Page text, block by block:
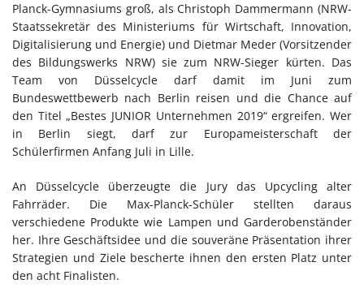
Planck-Gymnasiums groß, als Christoph Dammermann (NRW-
Staatssekretär des Ministeriums für Wirtschaft, Innovation,
Digitalisierung und Energie) und Dietmar Meder (Vorsitzender
des Bildungswerks NRW) sie zum NRW-Sieger kürten. Das
Team von Düsselcycle darf damit im Juni zum
Bundeswettbewerb nach Berlin reisen und die Chance auf
den Titel „Bestes JUNIOR Unternehmen 2019“ ergreifen. Wer
in Berlin siegt, darf zur Europameisterschaft der
Schülerfirmen Anfang Juli in Lille.
An Düsselcycle überzeugte die Jury das Upcycling alter
Fahrräder. Die Max-Planck-Schüler stellten daraus
verschiedene Produkte wie Lampen und Garderobenständer
her. Ihre Geschäftsidee und die souveräne Präsentation ihrer
Strategien und Ziele bescherte ihnen den ersten Platz unter
den acht Finalisten.